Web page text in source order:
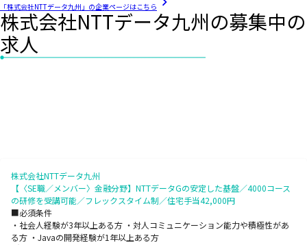
「株式会社NTTデータ九州」の企業ページはこちら
株式会社NTTデータ九州の募集中の
求人
株式会社NTTデータ九州
【〈SE職／メンバー〉金融分野】NTTデータGの安定した基盤／4000コース
の研修を受講可能／フレックスタイム制／住宅手当42,000円
■必須条件
・社会人経験が3年以上ある方 ・対人コミュニケーション能力や積極性があ
る方 ・Javaの開発経験が1年以上ある方